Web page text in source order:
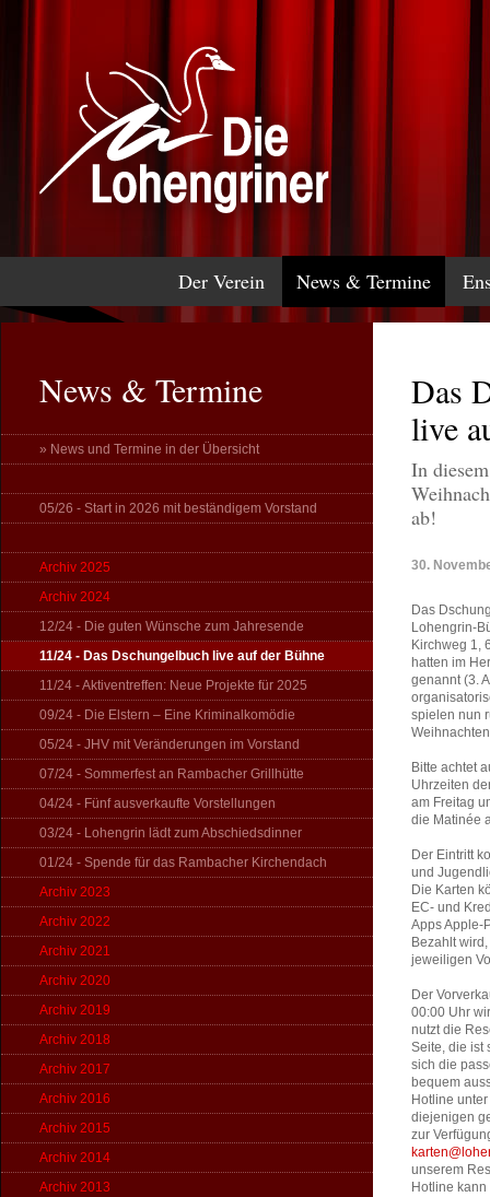
Der Verein News & Termine
News & Termine
» News und Termine in der Übersicht
05/26 - Start in 2026 mit beständigem Vorstand
Archiv 2025
Archiv 2024
12/24 - Die guten Wünsche zum Jahresende
11/24 - Das Dschungelbuch live auf der Bühne
11/24 - Aktiventreffen: Neue Projekte für 2025
09/24 - Die Elstern – Eine Kriminalkomödie
05/24 - JHV mit Veränderungen im Vorstand
07/24 - Sommerfest an Rambacher Grillhütte
04/24 - Fünf ausverkaufte Vorstellungen
03/24 - Lohengrin lädt zum Abschiedsdinner
01/24 - Spende für das Rambacher Kirchendach
Archiv 2023
Archiv 2022
Archiv 2021
Archiv 2020
Archiv 2019
Archiv 2018
Archiv 2017
Archiv 2016
Archiv 2015
Archiv 2014
Archiv 2013
Das
live
In
ab!
30.
Das
Lohengrin-
Kirchweg 1,
hatten im
genannt (3.
spielen nun
Bitte achtet
Uhrzeiten
am Freitag
die Matinée
Der Eintritt
und
Die Karten
EC- und
Apps Apple-
Bezahlt
jeweiligen
Der
00:00 Uhr
nutzt die
Seite, die ist
sich die
bequem
Hotline
diejenigen
zur
unserem
Hotline